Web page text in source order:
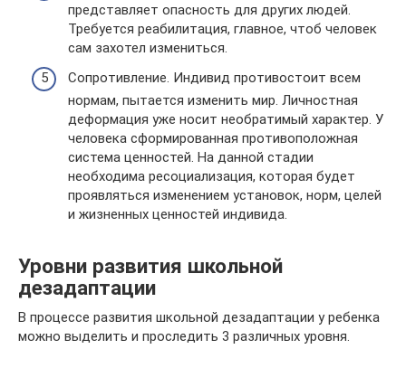
представляет опасность для других людей.
Требуется реабилитация, главное, чтоб человек
сам захотел измениться.
Сопротивление. Индивид противостоит всем
нормам, пытается изменить мир. Личностная
деформация уже носит необратимый характер. У
человека сформированная противоположная
система ценностей. На данной стадии
необходима ресоциализация, которая будет
проявляться изменением установок, норм, целей
и жизненных ценностей индивида.
Уровни развития школьной
дезадаптации
В процессе развития школьной дезадаптации у ребенка
можно выделить и проследить 3 различных уровня.